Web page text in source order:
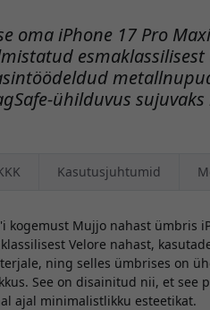
oma iPhone 17 Pro
ühilduvus
Kasutusjuhtumid
kogemust Mujjo nahast ümbris
Velore nahast,
ning selles ümbrises on
See on disainitud nii, et see
ajal minimalistlikku esteetikat.